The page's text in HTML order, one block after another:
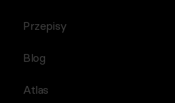
Przepisy
Blog
Atlas